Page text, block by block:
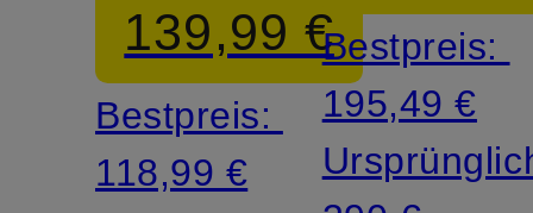
139,99 €
Bestpreis:
118,99 €
Bestpreis:
195,49 €